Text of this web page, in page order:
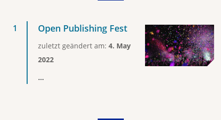
Open Publishing Fest
zuletzt geändert am: 4. May
2022
...